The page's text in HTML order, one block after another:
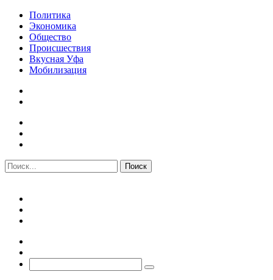
Политика
Экономика
Общество
Происшествия
Вкусная Уфа
Мобилизация